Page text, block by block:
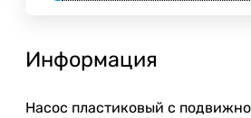
Информация
Насос пластиковый с